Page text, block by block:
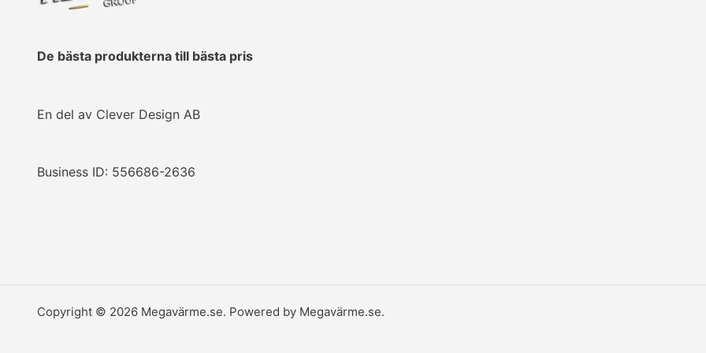
De bästa produkterna till bästa pris
En del av Clever Design AB
Business ID: 556686-2636
Copyright © 2026 Megavärme.se. Powered by Megavärme.se.